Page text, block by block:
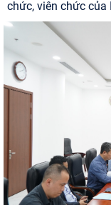
chức, viên chức của